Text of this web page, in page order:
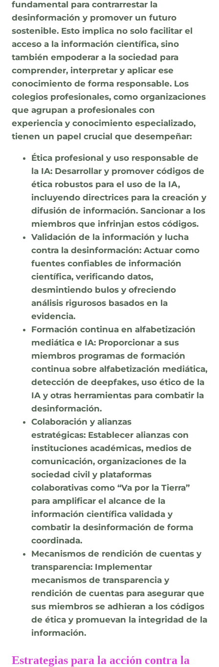
fundamental para contrarrestar la
desinformación y promover un futuro
sostenible. Esto implica no solo facilitar el
acceso a la información científica, sino
también empoderar a la sociedad para
comprender, interpretar y aplicar ese
conocimiento de forma responsable. Los
colegios profesionales, como organizaciones
que agrupan a profesionales con
experiencia y conocimiento especializado,
tienen un papel crucial que desempeñar:
Ética profesional y uso responsable de
la IA: Desarrollar y promover códigos de
ética robustos para el uso de la IA,
incluyendo directrices para la creación y
difusión de información. Sancionar a los
miembros que infrinjan estos códigos.
Validación de la información y lucha
contra la desinformación: Actuar como
fuentes confiables de información
científica, verificando datos,
desmintiendo bulos y ofreciendo
análisis rigurosos basados en la
evidencia.
Formación continua en alfabetización
mediática e IA: Proporcionar a sus
miembros programas de formación
continua sobre alfabetización mediática,
detección de deepfakes, uso ético de la
IA y otras herramientas para combatir la
desinformación.
Colaboración y alianzas
estratégicas: Establecer alianzas con
instituciones académicas, medios de
comunicación, organizaciones de la
sociedad civil y plataformas
colaborativas como “Va por la Tierra”
para amplificar el alcance de la
información científica validada y
combatir la desinformación de forma
coordinada.
Mecanismos de rendición de cuentas y
transparencia: Implementar
mecanismos de transparencia y
rendición de cuentas para asegurar que
sus miembros se adhieran a los códigos
de ética y promuevan la integridad de la
información.
Estrategias para la acción contra la